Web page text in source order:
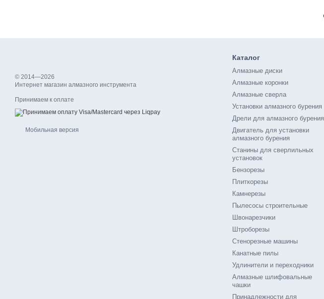
© 2014—2026
Интернет магазин алмазного инструмента
Принимаем к оплате
Мобильная версия
Каталог
Алмазные диски
Алмазные коронки
Алмазные сверла
Установки алмазного бурения
Дрели для алмазного бурения
Двигатель для установки
алмазного бурения
Станины для сверлильных
установок
Бензорезы
Плиткорезы
Камнерезы
Пылесосы строительные
Швонарезчики
Штроборезы
Стенорезные машины
Канатные пилы
Удлинители и переходники
Алмазные шлифовальные
чашки
Принадлежности для